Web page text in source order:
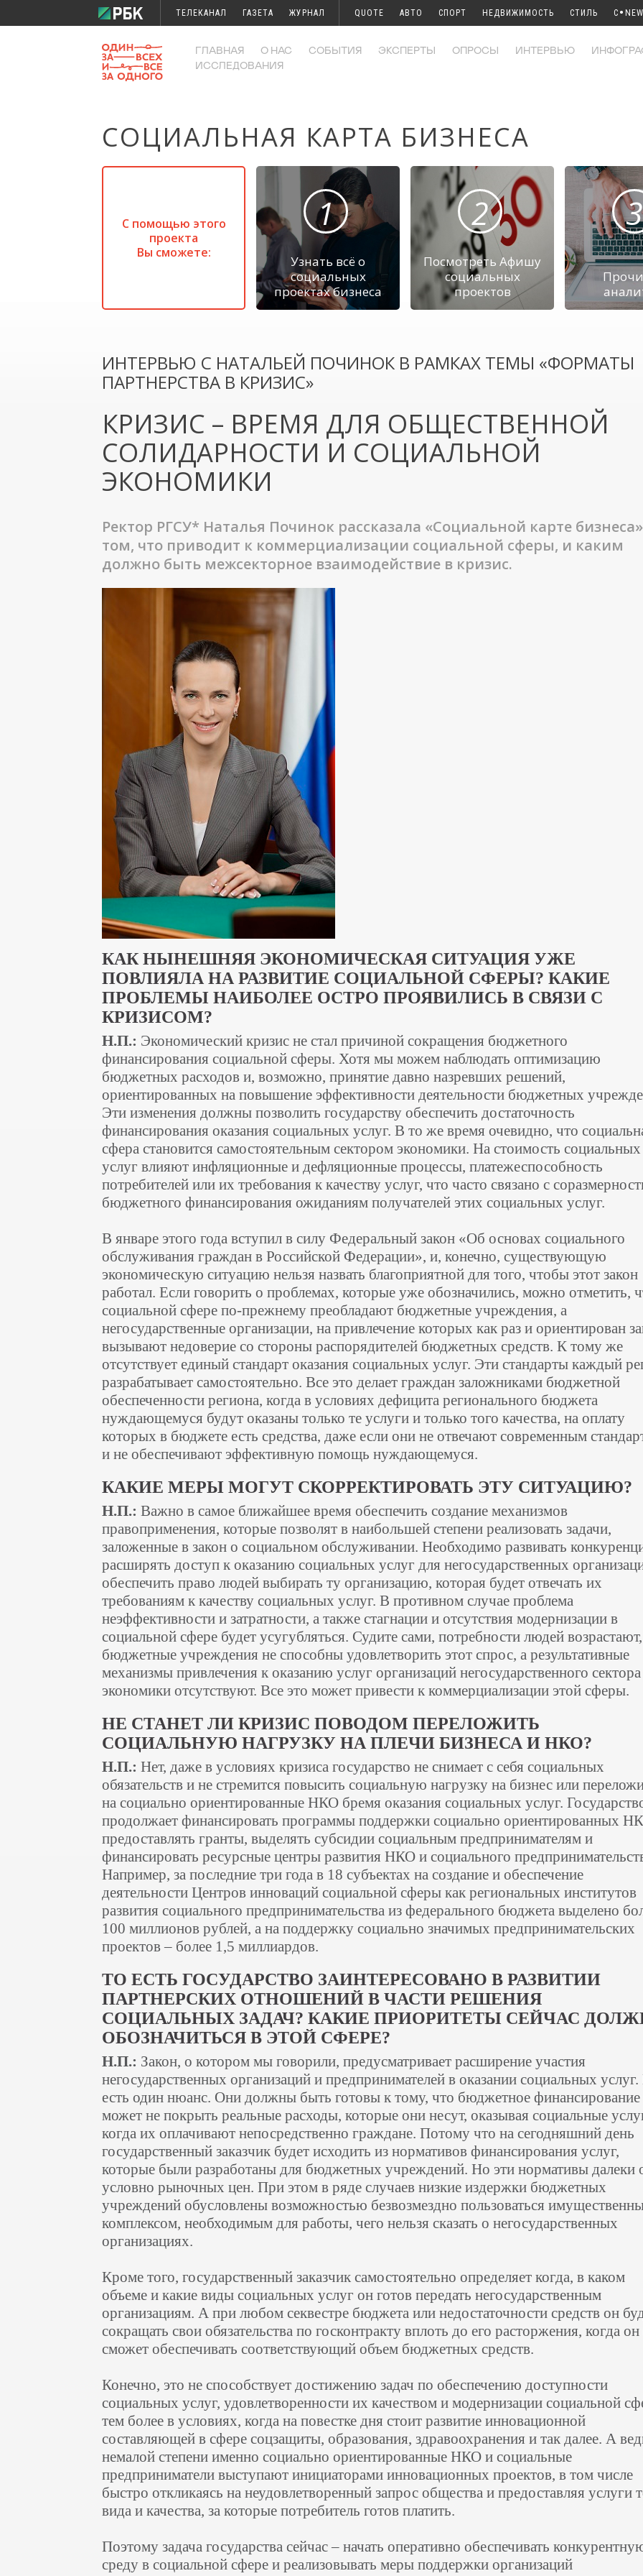
ТЕЛЕКАНАЛ ГАЗЕТА ЖУРНАЛ QUOTE АВТО СПОРТ НЕДВИЖИМОСТЬ СТИЛЬ C •
ГЛАВНАЯ О НАС СОБЫТИЯ ЭКСПЕРТЫ ОПРОСЫ ИНТЕРВЬЮ
ИССЛЕДОВАНИЯ
СОЦИАЛЬНАЯ КАРТА БИЗНЕСА
С помощью этого
проекта
Вы сможете:
1
Узнать всё о
социальных
проектах бизнеса
2
Посмотреть Афишу
социальных
проектов
3
ИНТЕРВЬЮ С НАТАЛЬЕЙ ПОЧИНОК В РАМКАХ ТЕМЫ «ФОРМАТЫ
ПАРТНЕРСТВА В КРИЗИС»
КРИЗИС – ВРЕМЯ ДЛЯ ОБЩЕСТВЕННОЙ
СОЛИДАРНОСТИ И СОЦИАЛЬНОЙ
ЭКОНОМИКИ
Ректор РГСУ* Наталья Починок рассказала «Социальной карте
том, что приводит к коммерциализации социальной сферы, и каким
должно быть межсекторное взаимодействие в кризис.
КАК НЫНЕШНЯЯ ЭКОНОМИЧЕСКАЯ СИТУАЦИЯ УЖЕ
ПОВЛИЯЛА НА РАЗВИТИЕ СОЦИАЛЬНОЙ СФЕРЫ? КАКИЕ
ПРОБЛЕМЫ НАИБОЛЕЕ ОСТРО ПРОЯВИЛИСЬ В СВЯЗИ С
КРИЗИСОМ?
Н.П.: Экономический кризис не стал причиной сокращения бюджетного
финансирования социальной сферы. Хотя мы можем наблюдать оптимизацию
бюджетных расходов и, возможно, принятие давно назревших решений,
ориентированных на повышение эффективности деятельности бюджетных
Эти изменения должны позволить государству обеспечить достаточность
финансирования оказания социальных услуг. В то же время очевидно, что
сфера становится самостоятельным сектором экономики. На стоимость социальных
услуг влияют инфляционные и дефляционные процессы, платежеспособность
потребителей или их требования к качеству услуг, что часто связано с
бюджетного финансирования ожиданиям получателей этих социальных услуг.
В январе этого года вступил в силу Федеральный закон «Об основах социального
обслуживания граждан в Российской Федерации», и, конечно, существующую
экономическую ситуацию нельзя назвать благоприятной для того, чтобы этот закон
работал. Если говорить о проблемах, которые уже обозначились, можно отметить,
социальной сфере по-прежнему преобладают бюджетные учреждения, а
негосударственные организации, на привлечение которых как раз и ориентирован
вызывают недоверие со стороны распорядителей бюджетных средств. К тому же
отсутствует единый стандарт оказания социальных услуг. Эти стандарты каждый
разрабатывает самостоятельно. Все это делает граждан заложниками бюджетной
обеспеченности региона, когда в условиях дефицита регионального бюджета
нуждающемуся будут оказаны только те услуги и только того качества, на оплату
которых в бюджете есть средства, даже если они не отвечают современным
и не обеспечивают эффективную помощь нуждающемуся.
КАКИЕ МЕРЫ МОГУТ СКОРРЕКТИРОВАТЬ ЭТУ СИТУАЦИЮ?
Н.П.: Важно в самое ближайшее время обеспечить создание механизмов
правоприменения, которые позволят в наибольшей степени реализовать задачи,
заложенные в закон о социальном обслуживании. Необходимо развивать
расширять доступ к оказанию социальных услуг для негосударственных
обеспечить право людей выбирать ту организацию, которая будет отвечать их
требованиям к качеству социальных услуг. В противном случае проблема
неэффективности и затратности, а также стагнации и отсутствия модернизации в
социальной сфере будет усугубляться. Судите сами, потребности людей возрастают,
бюджетные учреждения не способны удовлетворить этот спрос, а результативные
механизмы привлечения к оказанию услуг организаций негосударственного сектора
экономики отсутствуют. Все это может привести к коммерциализации этой сферы.
НЕ СТАНЕТ ЛИ КРИЗИС ПОВОДОМ ПЕРЕЛОЖИТЬ
СОЦИАЛЬНУЮ НАГРУЗКУ НА ПЛЕЧИ БИЗНЕСА И НКО?
Н.П.: Нет, даже в условиях кризиса государство не снимает с себя социальных
обязательств и не стремится повысить социальную нагрузку на бизнес или
на социально ориентированные НКО бремя оказания социальных услуг.
продолжает финансировать программы поддержки социально ориентированных
предоставлять гранты, выделять субсидии социальным предпринимателям и
финансировать ресурсные центры развития НКО и социального
Например, за последние три года в 18 субъектах на создание и обеспечение
деятельности Центров инноваций социальной сферы как региональных институтов
развития социального предпринимательства из федерального бюджета выделено
100 миллионов рублей, а на поддержку социально значимых предпринимательских
проектов – более 1,5 миллиардов.
ТО ЕСТЬ ГОСУДАРСТВО ЗАИНТЕРЕСОВАНО В РАЗВИТИИ
ПАРТНЕРСКИХ ОТНОШЕНИЙ В ЧАСТИ РЕШЕНИЯ
СОЦИАЛЬНЫХ ЗАДАЧ? КАКИЕ ПРИОРИТЕТЫ СЕЙЧАС
ОБОЗНАЧИТЬСЯ В ЭТОЙ СФЕРЕ?
Н.П.: Закон, о котором мы говорили, предусматривает расширение участия
негосударственных организаций и предпринимателей в оказании социальных
есть один нюанс. Они должны быть готовы к тому, что бюджетное финансирование
может не покрыть реальные расходы, которые они несут, оказывая социальные
когда их оплачивают непосредственно граждане. Потому что на сегодняшний день
государственный заказчик будет исходить из нормативов финансирования услуг,
которые были разработаны для бюджетных учреждений. Но эти нормативы далеки
условно рыночных цен. При этом в ряде случаев низкие издержки бюджетных
учреждений обусловлены возможностью безвозмездно пользоваться
комплексом, необходимым для работы, чего нельзя сказать о негосударственных
организациях.
Кроме того, государственный заказчик самостоятельно определяет когда, в каком
объеме и какие виды социальных услуг он готов передать негосударственным
организациям. А при любом секвестре бюджета или недостаточности средств он
сокращать свои обязательства по госконтракту вплоть до его расторжения, когда он
сможет обеспечивать соответствующий объем бюджетных средств.
Конечно, это не способствует достижению задач по обеспечению доступности
социальных услуг, удовлетворенности их качеством и модернизации социальной
тем более в условиях, когда на повестке дня стоит развитие инновационной
составляющей в сфере соцзащиты, образования, здравоохранения и так далее. А
немалой степени именно социально ориентированные НКО и социальные
предприниматели выступают инициаторами инновационных проектов, в том числе
быстро откликаясь на неудовлетворенный запрос общества и предоставляя услуги
вида и качества, за которые потребитель готов платить.
Поэтому задача государства сейчас – начать оперативно обеспечивать
среду в социальной сфере и реализовывать меры поддержки организаций